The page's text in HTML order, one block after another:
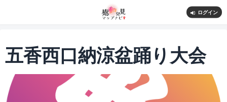
ログイン
五香西口納涼盆踊り大会